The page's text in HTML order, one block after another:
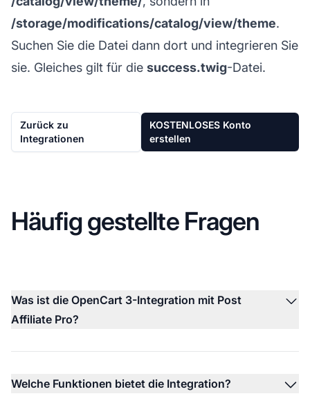
/storage/modifications/catalog/view/theme.
Suchen Sie die Datei dann dort und integrieren Sie
sie. Gleiches gilt für die success.twig-Datei.
Zurück zu
Integrationen
KOSTENLOSES Konto
erstellen
Häufig gestellte Fragen
Was ist die OpenCart 3-Integration mit Post
Affiliate Pro?
Welche Funktionen bietet die Integration?